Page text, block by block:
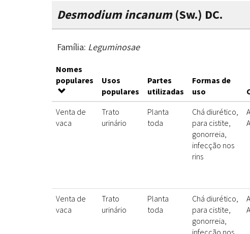
Desmodium incanum(Sw.) DC.
Família: Leguminosae
Nomes
populares
Usos
populares
Partes
utilizadas
Formas de
uso
Venta de
vaca
Trato
urinário
Planta
toda
Chá diurético,
para cistite,
gonorreia,
infecção nos
rins
Venta de
vaca
Trato
urinário
Planta
toda
Chá diurético,
para cistite,
gonorreia,